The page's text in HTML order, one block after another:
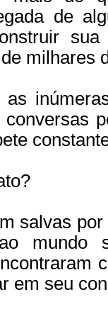
de
milhares
salvas
mundo
em seu